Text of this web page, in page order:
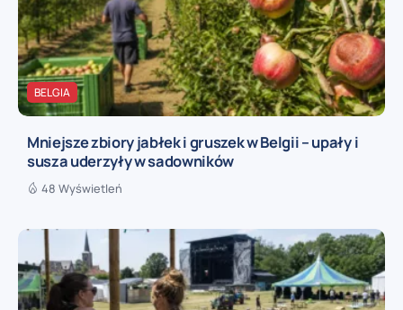
BELGIA
Mniejsze zbiory jabłek i gruszek w Belgii – upały i
susza uderzyły w sadowników
48 Wyświetleń